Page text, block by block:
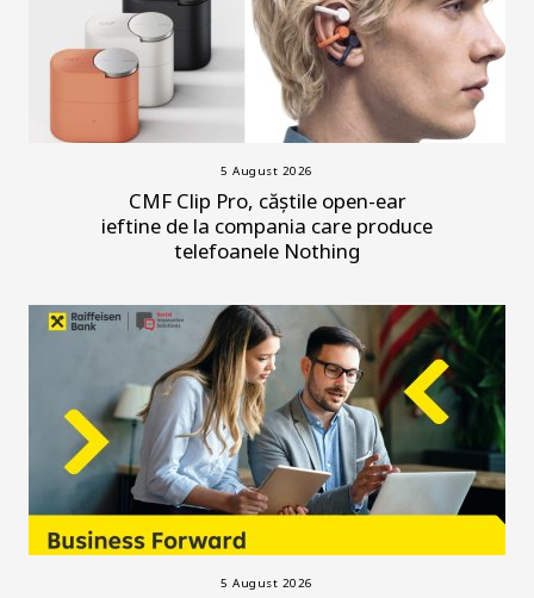
5 August 2026
CMF Clip Pro, căștile open-ear
ieftine de la compania care produce
telefoanele Nothing
5 August 2026